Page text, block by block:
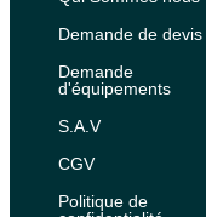
Demande de devis
Demande
d'équipements
S.A.V
CGV
Politique de